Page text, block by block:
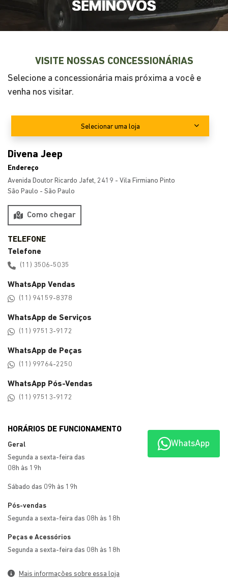
VISITE NOSSAS CONCESSIONÁRIAS
Selecione a concessionária mais próxima a você e
venha nos visitar.
Selecionar uma loja
Divena Jeep
Endereço
Avenida Doutor Ricardo Jafet, 2419 - Vila Firmiano Pinto
São Paulo - São Paulo
Como chegar
Telefone
(11) 3506-5035
WhatsApp Vendas
(11) 94159-8378
WhatsApp de Serviços
(11) 97513-9172
WhatsApp de Peças
(11) 99764-2250
WhatsApp Pós-Vendas
(11) 97513-9172
HORÁRIOS DE FUNCIONAMENTO
Geral
Segunda a sexta-feira das
08h às 19h
Sábado das 09h às 19h
Pós-vendas
Segunda a sexta-feira das 08h às 18h
Peças e Acessórios
Segunda a sexta-feira das 08h às 18h
Mais informações sobre essa loja
WhatsApp